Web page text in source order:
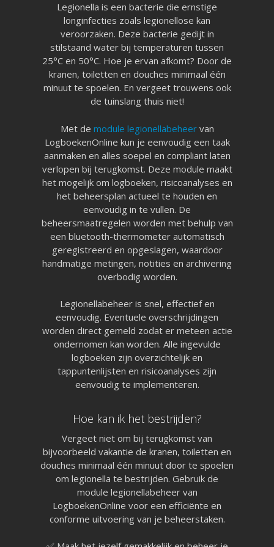
Legionella is een bacterie die ernstige
longinfecties zoals legionellose kan
veroorzaken. Deze bacterie gedijt in
stilstaand water bij temperaturen tussen
25°C en 50°C. Hoe je ervan afkomt? Door de
kranen, toiletten en douches minimaal één
minuut te spoelen. En vergeet trouwens ook
de tuinslang thuis niet!
Met de module legionellabeheervan
LogboekenOnline kun je eenvoudig een taak
aanmaken en alles soepel en compliant laten
verlopen bij terugkomst. Deze module maakt
het mogelijk om logboeken, risicoanalyses en
het beheersplan actueel te houden en
eenvoudig in te vullen. De
beheersmaatregelen worden met behulp van
een bluetooth-thermometer automatisch
geregistreerd en opgeslagen, waardoor
handmatige metingen, notities en archivering
overbodig worden.
Legionellabeheer is snel, effectief en
eenvoudig. Eventuele overschrijdingen
worden direct gemeld zodat er meteen actie
ondernomen kan worden. Alle ingevulde
logboeken zijn overzichtelijk en
tappuntenlijsten en risicoanalyses zijn
eenvoudig te implementeren.
Hoe kan ik het bestrijden?
Vergeet niet om bij terugkomst van
bijvoorbeeld vakantie de kranen, toiletten en
douches minimaal één minuut door te spoelen
om legionella te bestrijden. Gebruik de
module legionellabeheer van
LogboekenOnline voor een efficiënte en
conforme uitvoering van je beheerstaken.
Pagina’s
Pro aanvragen
Lite aanvragen
Modules
Ontdek
BMI & OAI
Legionellabeheer
Nood- en
Blusmiddelen
Liftinstallaties
Overige
Informatie
Koppelingen